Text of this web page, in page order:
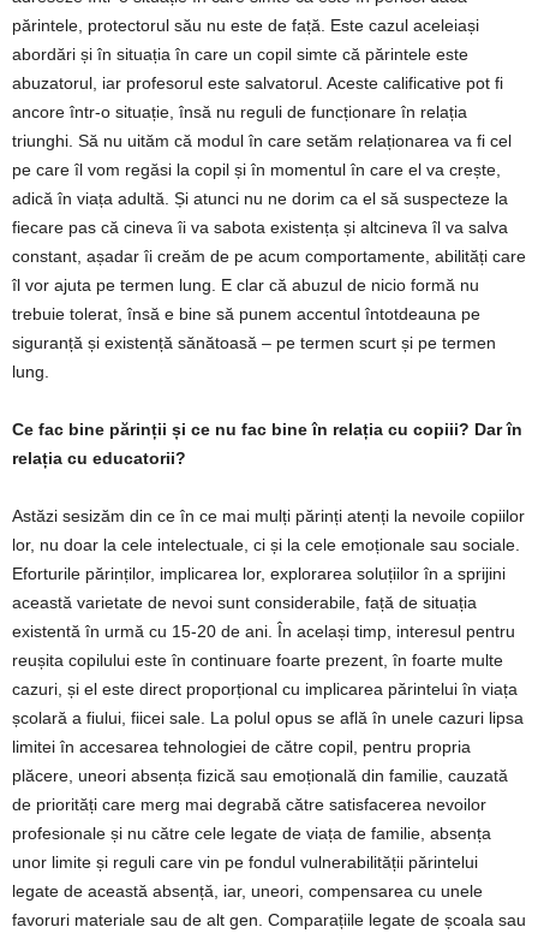
părintele, protectorul său nu este de față. Este cazul aceleiași
abordări și în situația în care un copil simte că părintele este
abuzatorul, iar profesorul este salvatorul. Aceste calificative pot fi
ancore într-o situație, însă nu reguli de funcționare în relația
triunghi. Să nu uităm că modul în care setăm relaționarea va fi cel
pe care îl vom regăsi la copil și în momentul în care el va crește,
adică în viața adultă. Și atunci nu ne dorim ca el să suspecteze la
fiecare pas că cineva îi va sabota existența și altcineva îl va salva
constant, așadar îi creăm de pe acum comportamente, abilități care
îl vor ajuta pe termen lung. E clar că abuzul de nicio formă nu
trebuie tolerat, însă e bine să punem accentul întotdeauna pe
siguranță și existență sănătoasă – pe termen scurt și pe termen
lung.
Ce fac bine părinții și ce nu fac bine în relația cu copiii? Dar în
relația cu educatorii?
Astăzi sesizăm din ce în ce mai mulți părinți atenți la nevoile copiilor
lor, nu doar la cele intelectuale, ci și la cele emoționale sau sociale.
Eforturile părinților, implicarea lor, explorarea soluțiilor în a sprijini
această varietate de nevoi sunt considerabile, față de situația
existentă în urmă cu 15-20 de ani. În același timp, interesul pentru
reușita copilului este în continuare foarte prezent, în foarte multe
cazuri, și el este direct proporțional cu implicarea părintelui în viața
școlară a fiului, fiicei sale. La polul opus se află în unele cazuri lipsa
limitei în accesarea tehnologiei de către copil, pentru propria
plăcere, uneori absența fizică sau emoțională din familie, cauzată
de priorități care merg mai degrabă către satisfacerea nevoilor
profesionale și nu către cele legate de viața de familie, absența
unor limite și reguli care vin pe fondul vulnerabilității părintelui
legate de această absență, iar, uneori, compensarea cu unele
favoruri materiale sau de alt gen. Comparațiile legate de școala sau